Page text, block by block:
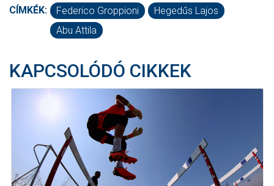
CÍMKÉK: Federico Groppioni
Hegedűs Lajos
Abu Attila
KAPCSOLÓDÓ CIKKEK